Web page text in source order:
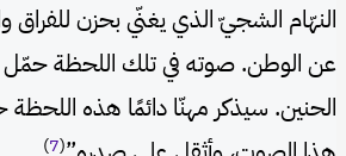
النهّام الشجيّ الذي يغنّي بحزن للفراق
عن الوطن. صوته في تلك اللحظة حمّل
الحنين. سيذكر مهنّا دائمًا هذه
(
7
)